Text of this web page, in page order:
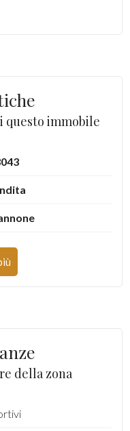
questo immobile
mq
della zona